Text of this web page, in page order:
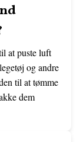
at puste luft
og andre
til at tømme
dem